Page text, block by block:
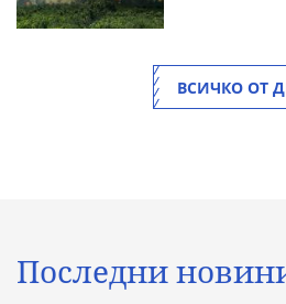
ВСИЧКО ОТ
Последни